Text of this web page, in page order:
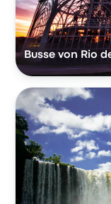
Busse von Rio